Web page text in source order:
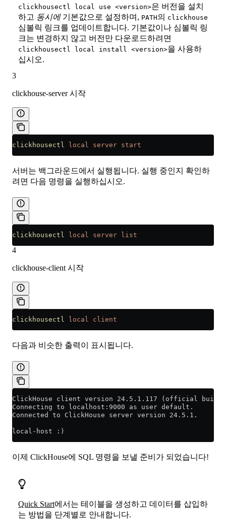
clickhousectl local use <version>은 버전을 설치
하고 동시에기본값으로 설정하며, PATH의 clickhouse
심볼릭 링크를 업데이트합니다. 기본값이나 심볼릭 링
크는 변경하지 않고 버전만 다운로드하려면
clickhousectl local install <version>을 사용하
십시오.
3
clickhouse-server 시작
clickhousectl local server start
서버는 백그라운드에서 실행됩니다. 실행 중인지 확인하
려면 다음 명령을 실행하십시오.
clickhousectl local server list
4
clickhouse-client 시작
clickhousectl local client
다음과 비슷한 출력이 표시됩니다.
ClickHouse client version 24.5.1.117 (official
Connecting to localhost:9000 as user default.
Connected to ClickHouse server version 24.5.1.
local-host :)
이제 ClickHouse에 SQL 명령을 보낼 준비가 되었습니다!
Quick Start에서는 테이블을 생성하고 데이터를 삽입하
는 방법을 단계별로 안내합니다.